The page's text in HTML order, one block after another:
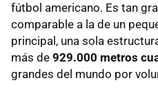
fútbol americano. Es tan
comparable a la de un
principal, una sola
más de 929.000 metros
grandes del mundo por